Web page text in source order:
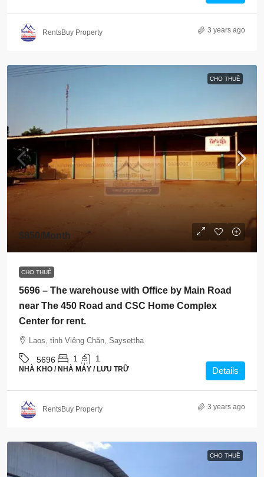
RentsBuy Property 3 years ago
CHO THUÊ
$850/Month
CHO THUÊ
5696 – The warehouse with Office by Main Road
near The 450 Road and CSC Home Complex
Center for rent.
Laos, tỉnh Viêng Chăn, Saysettha
5696 1 1
NHÀ KHO / NHÀ MÁY / LƯU TRỮ Details
RentsBuy Property 3 years ago
CHO THUÊ